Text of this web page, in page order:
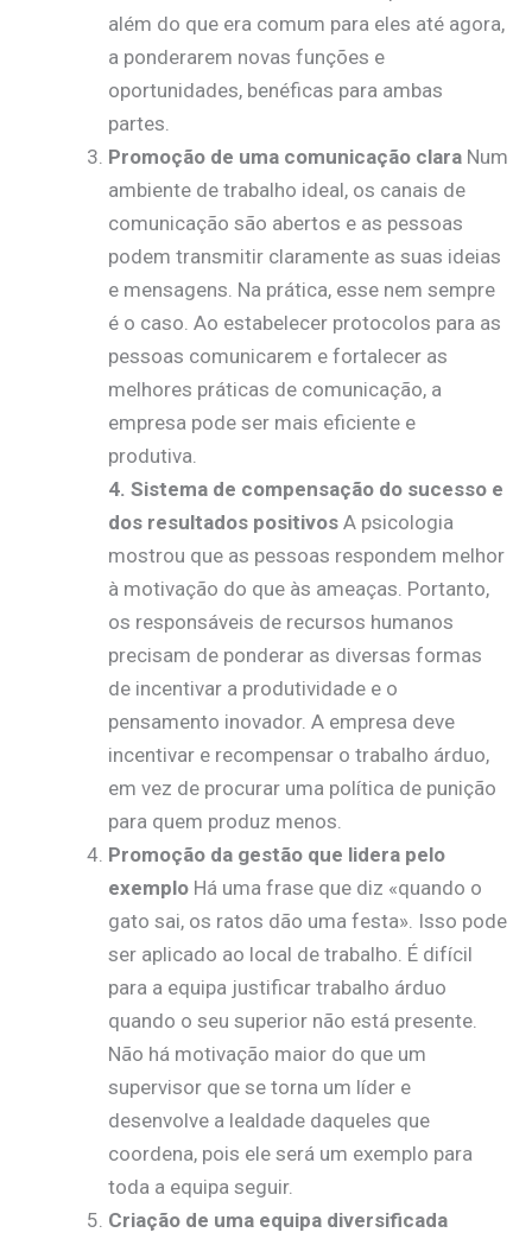
além do que era comum para eles até agora,
a ponderarem novas funções e
oportunidades, benéficas para ambas
partes.
Promoção de uma comunicação clara Num
ambiente de trabalho ideal, os canais de
comunicação são abertos e as pessoas
podem transmitir claramente as suas ideias
e mensagens. Na prática, esse nem sempre
é o caso. Ao estabelecer protocolos para as
pessoas comunicarem e fortalecer as
melhores práticas de comunicação, a
empresa pode ser mais eficiente e
produtiva.
4. Sistema de compensação do sucesso e
dos resultados positivos A psicologia
mostrou que as pessoas respondem melhor
à motivação do que às ameaças. Portanto,
os responsáveis de recursos humanos
precisam de ponderar as diversas formas
de incentivar a produtividade e o
pensamento inovador. A empresa deve
incentivar e recompensar o trabalho árduo,
em vez de procurar uma política de punição
para quem produz menos.
Promoção da gestão que lidera pelo
exemplo Há uma frase que diz «quando o
gato sai, os ratos dão uma festa». Isso pode
ser aplicado ao local de trabalho. É difícil
para a equipa justificar trabalho árduo
quando o seu superior não está presente.
Não há motivação maior do que um
supervisor que se torna um líder e
desenvolve a lealdade daqueles que
coordena, pois ele será um exemplo para
toda a equipa seguir.
Criação de uma equipa diversificada